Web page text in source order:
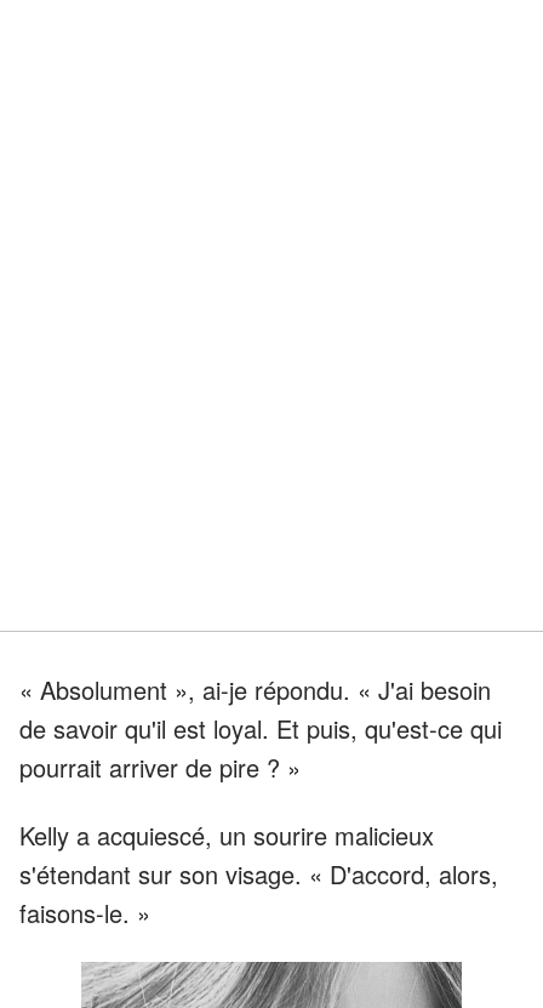
« Absolument », ai-je répondu. « J'ai besoin
de savoir qu'il est loyal. Et puis, qu'est-ce qui
pourrait arriver de pire ? »
Kelly a acquiescé, un sourire malicieux
s'étendant sur son visage. « D'accord, alors,
faisons-le. »